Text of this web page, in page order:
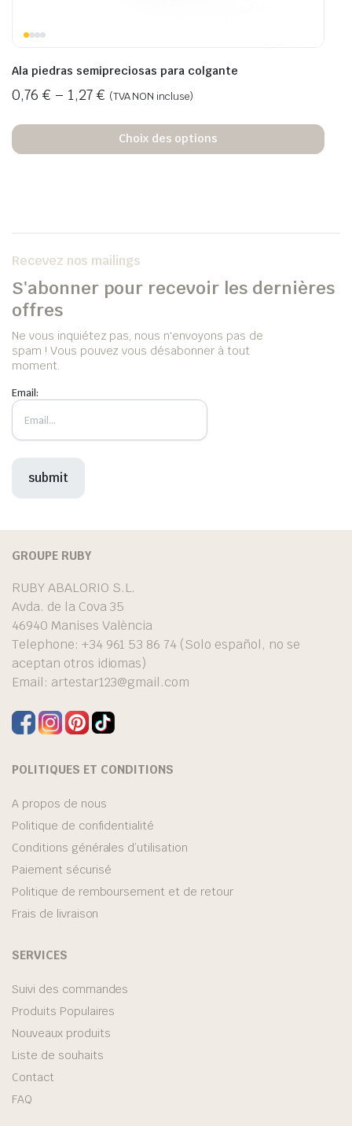
Ala piedras semipreciosas para colgante
0,76 € – 1,27 € (TVA NON incluse)
Choix des options
Recevez nos mailings
S'abonner pour recevoir les dernières
offres
Ne vous inquiétez pas, nous n'envoyons pas de
spam ! Vous pouvez vous désabonner à tout
moment.
Email:
GROUPE RUBY
RUBY ABALORIO S.L.
Avda. de la Cova 35
46940 Manises València
Telephone: +34 961 53 86 74 (Solo español, no se
aceptan otros idiomas)
Email: artestar123@gmail.com
POLITIQUES ET CONDITIONS
A propos de nous
Politique de confidentialité
Conditions générales d’utilisation
Paiement sécurisé
Politique de remboursement et de retour
Frais de livraison
SERVICES
Suivi des commandes
Produits Populaires
Nouveaux produits
Liste de souhaits
Contact
FAQ